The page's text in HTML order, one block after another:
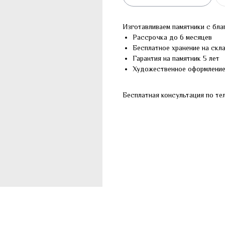
Изготавливаем памятники с
Рассрочка до 6 месяцев
Бесплатное хранение на
Гарантия на памятник 5 лет
Художественное оформление
Бесплатная консультация по